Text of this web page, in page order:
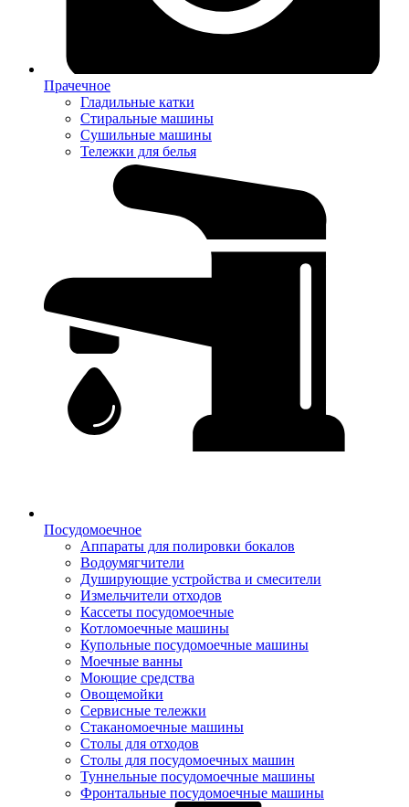
Прачечное
Гладильные катки
Стиральные машины
Сушильные машины
Тележки для белья
Посудомоечное
Аппараты для полировки бокалов
Водоумягчители
Душирующие устройства и смесители
Измельчители отходов
Кассеты посудомоечные
Котломоечные машины
Купольные посудомоечные машины
Моечные ванны
Моющие средства
Овощемойки
Сервисные тележки
Стаканомоечные машины
Столы для отходов
Столы для посудомоечных машин
Туннельные посудомоечные машины
Фронтальные посудомоечные машины